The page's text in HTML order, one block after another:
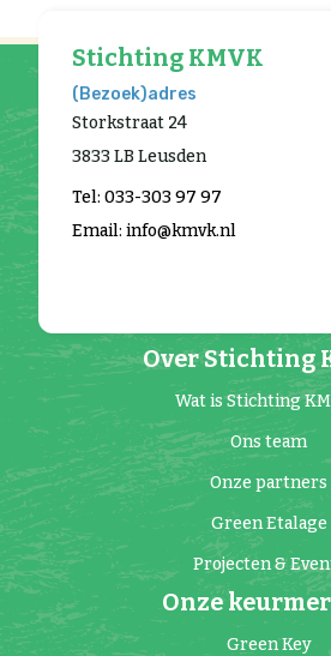
Over Stichting
Wat is Stichting
Ons team
Onze partners
Green Etalage
Projecten &
Onze
Green Key
Stichting KMVK
(Bezoek)adres
Storkstraat 24
3833 LB Leusden
Tel: 033-303 97 97
Email: info@kmvk.nl